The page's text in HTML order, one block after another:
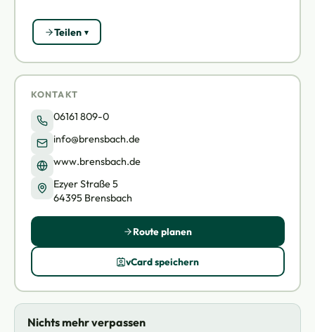
Teilen
KONTAKT
06161 809-0
info@brensbach.de
www.brensbach.de
Ezyer Straße 5
64395 Brensbach
Route planen
vCard speichern
Nichts mehr verpassen